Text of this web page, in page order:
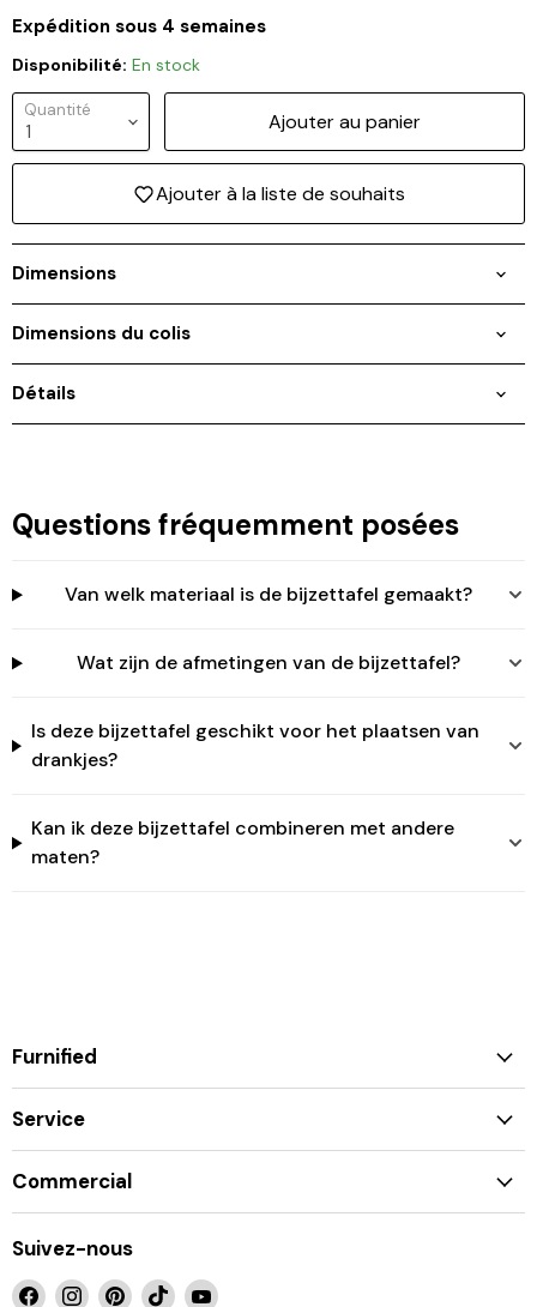
Expédition sous 4 semaines
Disponibilité: En stock
Quantité Ajouter au panier
Ajouter à la liste de souhaits
Dimensions
Dimensions du colis
Détails
Questions fréquemment posées
Van welk materiaal is de bijzettafel gemaakt?
Wat zijn de afmetingen van de bijzettafel?
Is deze bijzettafel geschikt voor het plaatsen van
drankjes?
Kan ik deze bijzettafel combineren met andere
maten?
Furnified
Service
Commercial
Suivez-nous
Retrouvez-Retrouvez-Retrouvez-
Retrouvez-Retrouvez-
Connexion requise